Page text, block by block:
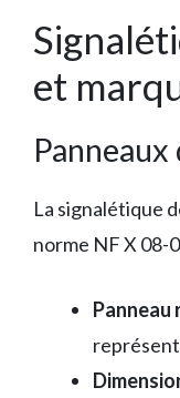
et
La signalétique
norme NF X 08-
Panneau